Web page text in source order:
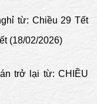
từ: Chiều 29 Tết
(18/02/2026)
trở lại từ: CHIỀU